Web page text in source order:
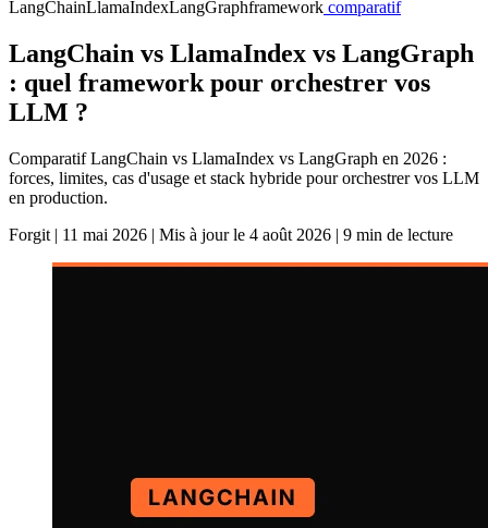
LangChainLlamaIndexLangGraphframework comparatif
LangChain vs LlamaIndex vs LangGraph
: quel framework pour orchestrer vos
LLM ?
Comparatif LangChain vs LlamaIndex vs LangGraph en 2026 :
forces, limites, cas d'usage et stack hybride pour orchestrer vos LLM
en production.
Forgit | 11 mai 2026 | Mis à jour le 4 août 2026 | 9 min de lecture